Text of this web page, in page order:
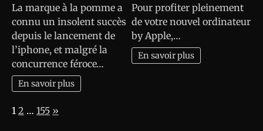
La marque à la pomme a
connu un insolent succès
depuis le lancement de
l’iphone, et malgré la
concurrence féroce…
En savoir plus
Pour profiter pleinement
de votre nouvel ordinateur
by Apple,…
En savoir plus
Page:
1 2 … 155 Next
»